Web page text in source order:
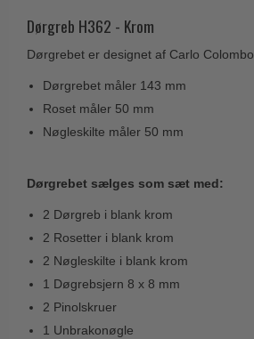
Delfin & Hvalros
Gio Ponti LAMA
Medici dørgreb
Svanemøllen træ dørgreb
Weingarden dørgreb
DND dørgreb
Formani dørgreb
FSB dørgreb
Randi Classic Line
Brevindkast
Ringetryk
Postkasser
Dørhængsler
Knager & Kroge
Hattehylder
Kahytskrog
Messing pudsemiddel
Olivari
RANDI dørgreb
RDS Italienske dørgreb
Sibes Metall
Søe-Jensen & Co.
YOUNG dørgreb
VONSILD Møbelgreb
Dørgreb H362 - Krom
Dørgrebet er designet af Carlo Colombo.
Dørgrebet måler 143 mm
Roset måler 50 mm
Nøgleskilte måler 50 mm
Dørgrebet sælges som sæt med:
2 Dørgreb i blank krom
2 Rosetter i blank krom
2 Nøgleskilte i blank krom
1 Døgrebsjern 8 x 8 mm
2 Pinolskruer
1 Unbrakonøgle